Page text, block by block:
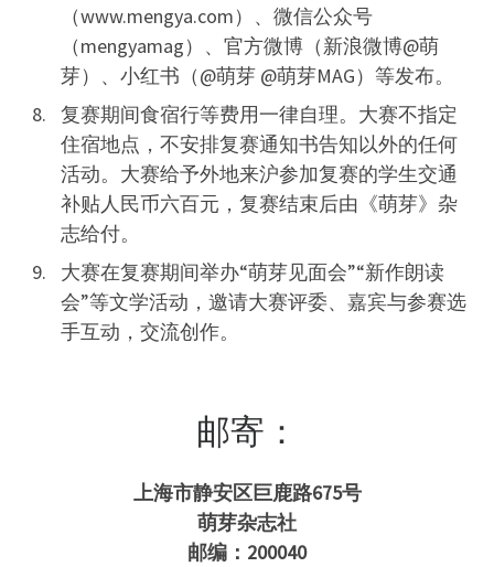
（www.mengya.com）、微信公众号
（mengyamag）、官方微博（新浪微博@萌
芽）、小红书（@萌芽 @萌芽MAG）等发布。
复赛期间食宿行等费用一律自理。大赛不指定
住宿地点，不安排复赛通知书告知以外的任何
活动。大赛给予外地来沪参加复赛的学生交通
补贴人民币六百元，复赛结束后由《萌芽》杂
志给付。
大赛在复赛期间举办“萌芽见面会”“新作朗读
会”等文学活动，邀请大赛评委、嘉宾与参赛选
手互动，交流创作。
邮寄：
上海市静安区巨鹿路675号
萌芽杂志社
邮编：200040